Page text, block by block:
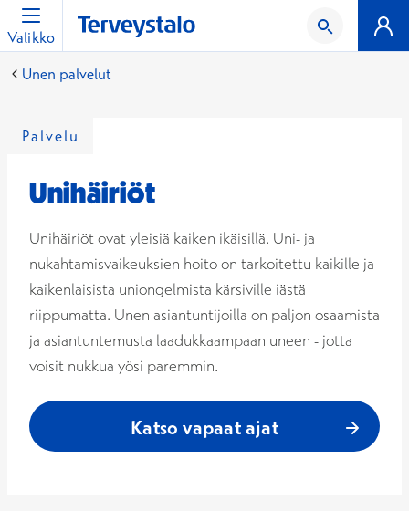
Valikko
Unen palvelut
Palvelu
Unihäiriöt
Unihäiriöt ovat yleisiä kaiken ikäisillä. Uni- ja
nukahtamisvaikeuksien hoito on tarkoitettu kaikille ja
kaikenlaisista uniongelmista kärsiville iästä
riippumatta. Unen asiantuntijoilla on paljon osaamista
ja asiantuntemusta laadukkaampaan uneen - jotta
voisit nukkua yösi paremmin.
Katso vapaat ajat